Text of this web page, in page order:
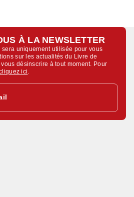
À LA NEWSLETTER
sera uniquement utilisée pour vous
sur les actualités du Livre de
désinscrire à tout moment. Pour
ici